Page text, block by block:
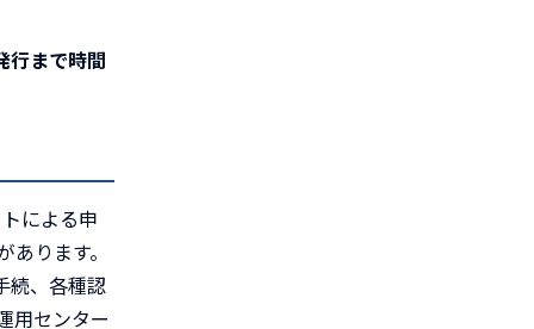
行まで時間
による申
ります。
続、各種認
用センター